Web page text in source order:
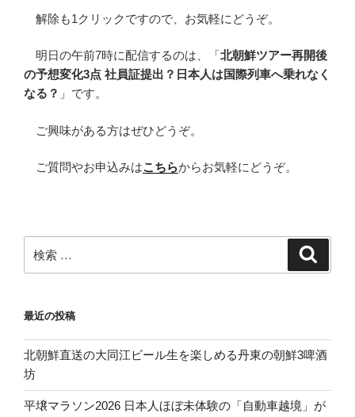
解除も1クリックですので、お気軽にどうぞ。
明日の午前7時に配信するのは、「北朝鮮ツアー再開後
の予想変化3点 社員証提出？日本人は国際列車へ乗れなく
なる？ 」です。
ご興味がある方はぜひどうぞ。
ご質問やお申込みはこちらからお気軽にどうぞ。
索:
最近の投稿
北朝鮮直送の大同江ビール生を楽しめる丹東の朝鮮3啤酒
坊
平壌マラソン2026 日本人ほぼ未体験の「自動車越境」が